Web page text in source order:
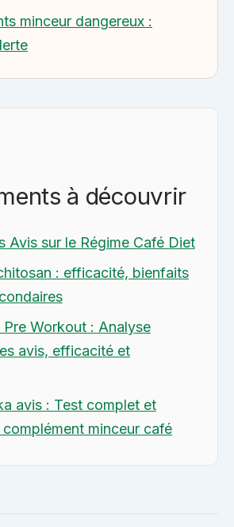
minceur dangereux :
à découvrir
Avis sur le Régime Café Diet
: efficacité, bienfaits
Pre Workout : Analyse
avis, efficacité et
avis : Test complet et
minceur café